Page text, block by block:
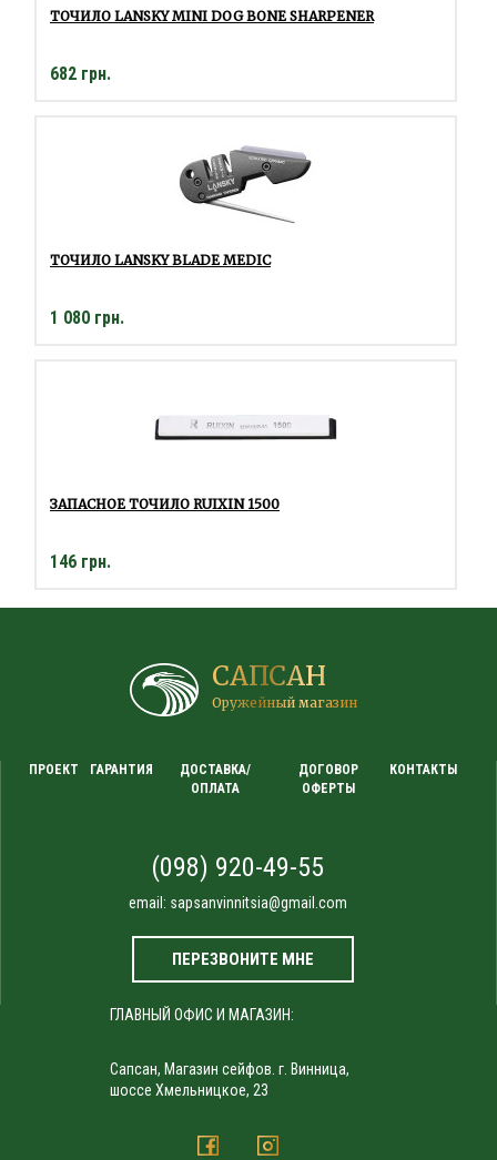
ТОЧИЛО LANSKY MINI DOG BONE SHARPENER
682 грн.
ТОЧИЛО LANSKY BLADE MEDIC
1 080 грн.
ЗАПАСНОЕ ТОЧИЛО RUIXIN 1500
146 грн.
САПСАН
Оружейный магазин
ПРОЕКТ ГАРАНТИЯ
ДОСТАВКА/
ОПЛАТА
ДОГОВОР
ОФЕРТЫ
КОНТАКТЫ
(098) 920-49-55
email: sapsanvinnitsia@gmail.com
ПЕРЕЗВОНИТЕ МНЕ
ГЛАВНЫЙ ОФИС И МАГАЗИН:
Сапсан, Магазин сейфов. г. Винница,
шоссе Хмельницкое, 23